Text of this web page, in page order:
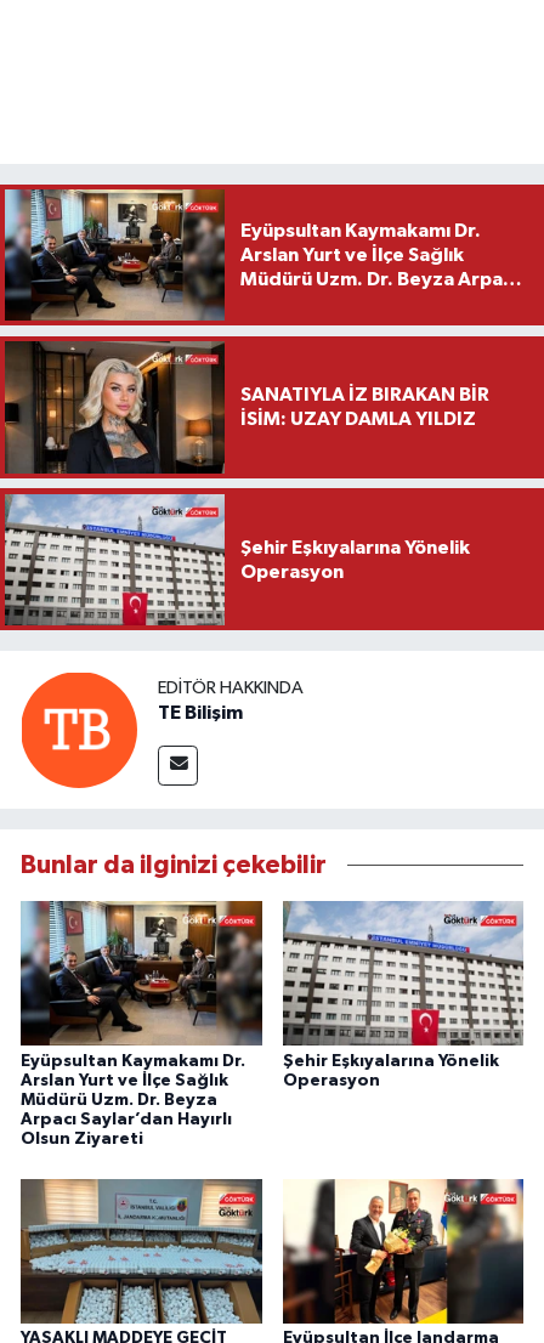
Eyüpsultan Kaymakamı Dr.
Arslan Yurt ve İlçe Sağlık
Müdürü Uzm. Dr. Beyza Arpacı
Ziyareti
SANATIYLA İZ BIRAKAN BİR
İSİM: UZAY DAMLA YILDIZ
Şehir Eşkıyalarına Yönelik
Operasyon
EDITÖR HAKKINDA
TE Bilişim
Bunlar da ilginizi çekebilir
Eyüpsultan Kaymakamı Dr.
Arslan Yurt ve İlçe Sağlık
Müdürü Uzm. Dr. Beyza
Arpacı Saylar’dan Hayırlı
Olsun Ziyareti
Şehir Eşkıyalarına Yönelik
Operasyon
YASAKLI MADDEYE GEÇİT Eyüpsultan İlçe Jandarma